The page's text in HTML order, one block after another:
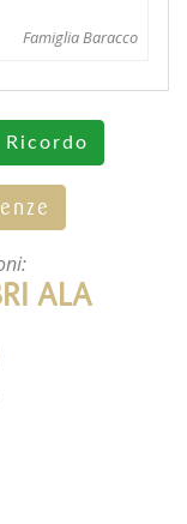
Famiglia Baracco
Ricordo
ALA